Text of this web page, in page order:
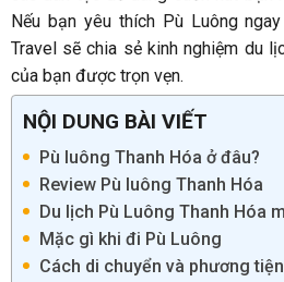
Nếu bạn yêu thích Pù Luông
Travel sẽ chia sẻ kinh nghiệm du
của bạn được trọn vẹn.
NỘI DUNG BÀI VIẾT
Pù luông Thanh Hóa ở đâu?
Review Pù luông Thanh Hóa
Du lịch Pù Luông Thanh Hóa
Mặc gì khi đi Pù Luông
Cách di chuyển và phương